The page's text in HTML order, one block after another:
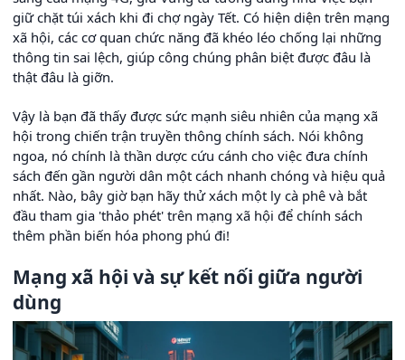
giữ chặt túi xách khi đi chợ ngày Tết. Có hiện diện trên mạng
xã hội, các cơ quan chức năng đã khéo léo chống lại những
thông tin sai lệch, giúp công chúng phân biệt được đâu là
thật đâu là giỡn.
Vậy là bạn đã thấy được sức mạnh siêu nhiên của mạng xã
hội trong chiến trận truyền thông chính sách. Nói không
ngoa, nó chính là thần dược cứu cánh cho việc đưa chính
sách đến gần người dân một cách nhanh chóng và hiệu quả
nhất. Nào, bây giờ bạn hãy thử xách một ly cà phê và bắt
đầu tham gia 'thảo phét' trên mạng xã hội để chính sách
thêm phần biến hóa phong phú đi!
Mạng xã hội và sự kết nối giữa người
dùng